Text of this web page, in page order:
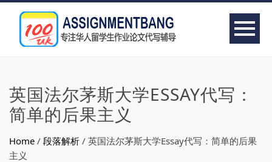
英国法尔茅斯大学ESSAY代写：
简单的后果主义
Home / 段落解析 / 英国法尔茅斯大学Essay代写：简单的后果
主义